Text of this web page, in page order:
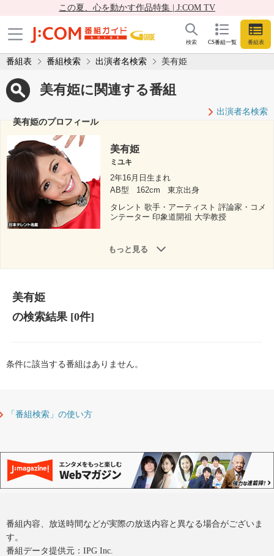
この夏、心を動かす作品特集 | J:COM TV
CS番組一覧 番組表
検索
番組表 番組検索 出演者名検索 美有姫
美有姫に関連する番組
出演者名検索
美有姫のプロフィール
美有姫
ミユキ
2年16月日生まれ
AB型
162cm
東京出身
タレント 歌手・アーティスト 評論家・コメ
ンテーター 印象道開祖 大学教授
もっと見る
美有姫
の検索結果[0件]
条件に該当する番組はありません。
「番組検索」の使い方
番組内容、放送時間などが実際の放送内容と異なる場合がございま
す。
番組データ提供元：IPG Inc.